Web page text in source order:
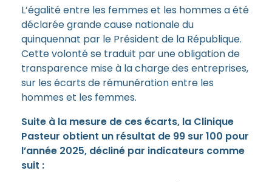
L’égalité entre les femmes et les hommes a été
déclarée grande cause nationale du
quinquennat par le Président de la République.
Cette volonté se traduit par une obligation de
transparence mise à la charge des entreprises,
sur les écarts de rémunération entre les
hommes et les femmes.
Suite à la mesure de ces écarts, la Clinique
Pasteur obtient un résultat de 99 sur 100 pour
l’année 2025, décliné par indicateurs comme
suit :